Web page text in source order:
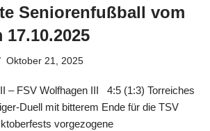
Seniorenfußball vom
Oktober 21, 2025
– FSV Wolfhagen III 4:5 (1:3) Torreiches
Duell mit bitterem Ende für die TSV
vorgezogene